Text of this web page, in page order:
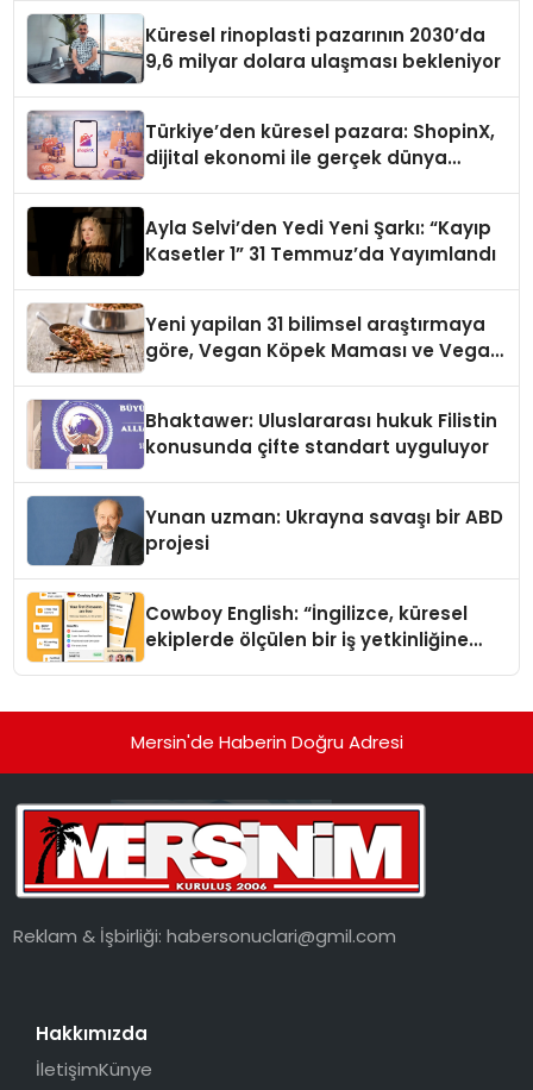
Küresel rinoplasti pazarının 2030’da
9,6 milyar dolara ulaşması bekleniyor
Türkiye’den küresel pazara: ShopinX,
dijital ekonomi ile gerçek dünya
Ayla Selvi’den Yedi Yeni Şarkı: “Kayıp
Kasetler 1” 31 Temmuz’da Yayımlandı
Yeni yapilan 31 bilimsel araştırmaya
göre, Vegan Köpek Maması ve Vegan
Bhaktawer: Uluslararası hukuk Filistin
konusunda çifte standart uyguluyor
Yunan uzman: Ukrayna savaşı bir ABD
projesi
Cowboy English: “İngilizce, küresel
ekiplerde ölçülen bir iş yetkinliğine
Mersin'de Haberin Doğru Adresi
Reklam & İşbirliği:habersonuclari@gmil.com
Hakkımızda
İletişimKünye